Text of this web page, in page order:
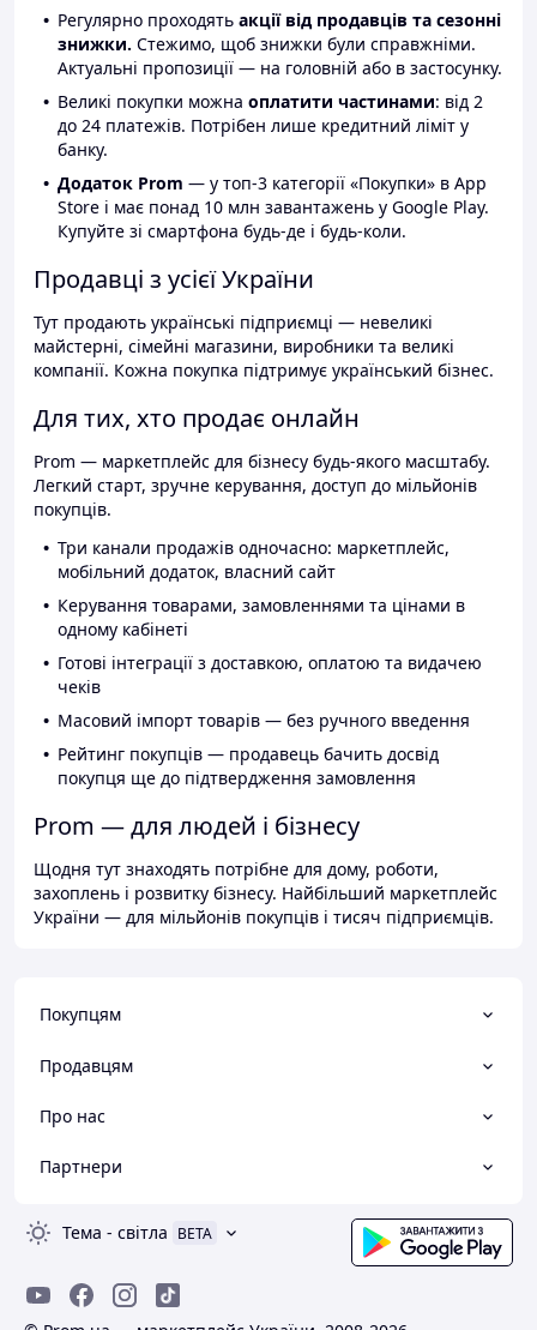
Регулярно проходять акції від продавців та сезонні
знижки. Стежимо, щоб знижки були справжніми.
Актуальні пропозиції — на головній або в застосунку.
Великі покупки можна оплатити частинами: від 2
до 24 платежів. Потрібен лише кредитний ліміт у
банку.
Додаток Prom — у топ-3 категорії «Покупки» в App
Store і має понад 10 млн завантажень у Google Play.
Купуйте зі смартфона будь-де і будь-коли.
Продавці з усієї України
Тут продають українські підприємці — невеликі
майстерні, сімейні магазини, виробники та великі
компанії. Кожна покупка підтримує український бізнес.
Для тих, хто продає онлайн
Prom — маркетплейс для бізнесу будь-якого масштабу.
Легкий старт, зручне керування, доступ до мільйонів
покупців.
Три канали продажів одночасно: маркетплейс,
мобільний додаток, власний сайт
Керування товарами, замовленнями та цінами в
одному кабінеті
Готові інтеграції з доставкою, оплатою та видачею
чеків
Масовий імпорт товарів — без ручного введення
Рейтинг покупців — продавець бачить досвід
покупця ще до підтвердження замовлення
Prom — для людей і бізнесу
Щодня тут знаходять потрібне для дому, роботи,
захоплень і розвитку бізнесу. Найбільший маркетплейс
України — для мільйонів покупців і тисяч підприємців.
Покупцям
Продавцям
Про нас
Партнери
Тема - світла BETA